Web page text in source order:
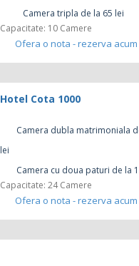
Camera tripla de la 65 lei
Capacitate: 10 Camere
Ofera o nota - rezerva acum
Hotel Cota 1000
Camera dubla matrimoniala
lei
Camera cu doua paturi de la
Capacitate: 24 Camere
Ofera o nota - rezerva acum